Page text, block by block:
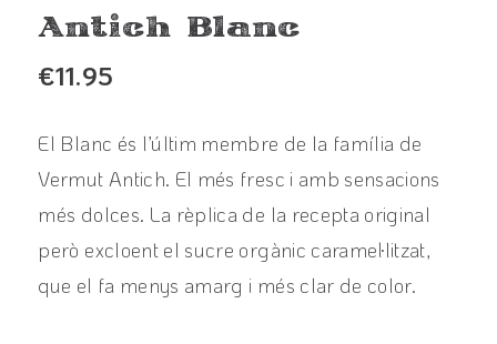
Antich Blanc
€11.95
El Blanc és l’últim membre de la família de
Vermut Antich. El més fresc i amb sensacions
més dolces. La rèplica de la recepta original
però excloent el sucre orgànic caramel·litzat,
que el fa menys amarg i més clar de color.